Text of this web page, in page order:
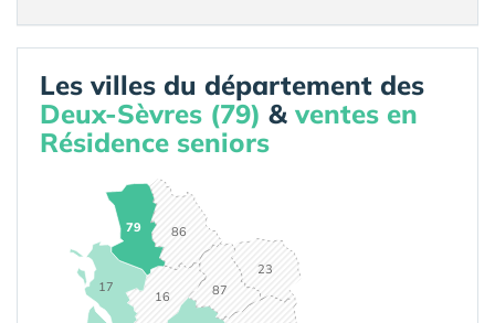
Les villes du département des
Deux-Sèvres (79) & ventes en
Résidence seniors
16
17
23
79 86
87